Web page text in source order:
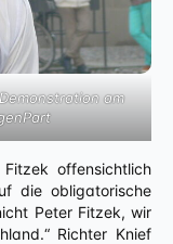
am
offensichtlich
die obligatorische
Peter Fitzek, wir
Richter Knief